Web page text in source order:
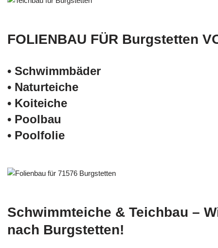
FOLIENBAU FÜR Burgstetten
• Schwimm­bäder
• Naturteiche
• Koiteiche
• Poolbau
• Poolfolie
Schwimmteiche & Teichbau –
nach Burgstetten!